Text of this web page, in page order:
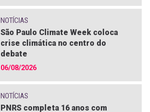
NOTÍCIAS
São Paulo Climate Week coloca
crise climática no centro do
debate
06/08/2026
NOTÍCIAS
PNRS completa 16 anos com